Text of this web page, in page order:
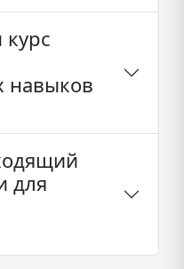
навыков
для